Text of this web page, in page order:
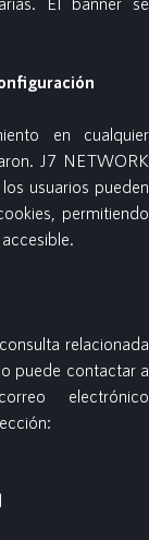
en cualquier
J7 NETWORK
usuarios pueden
permitiendo
relacionada
puede contactar a
electrónico